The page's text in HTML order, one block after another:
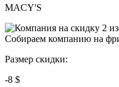
MACY'S
Собираем компанию на
Размер скидки:
-8 $